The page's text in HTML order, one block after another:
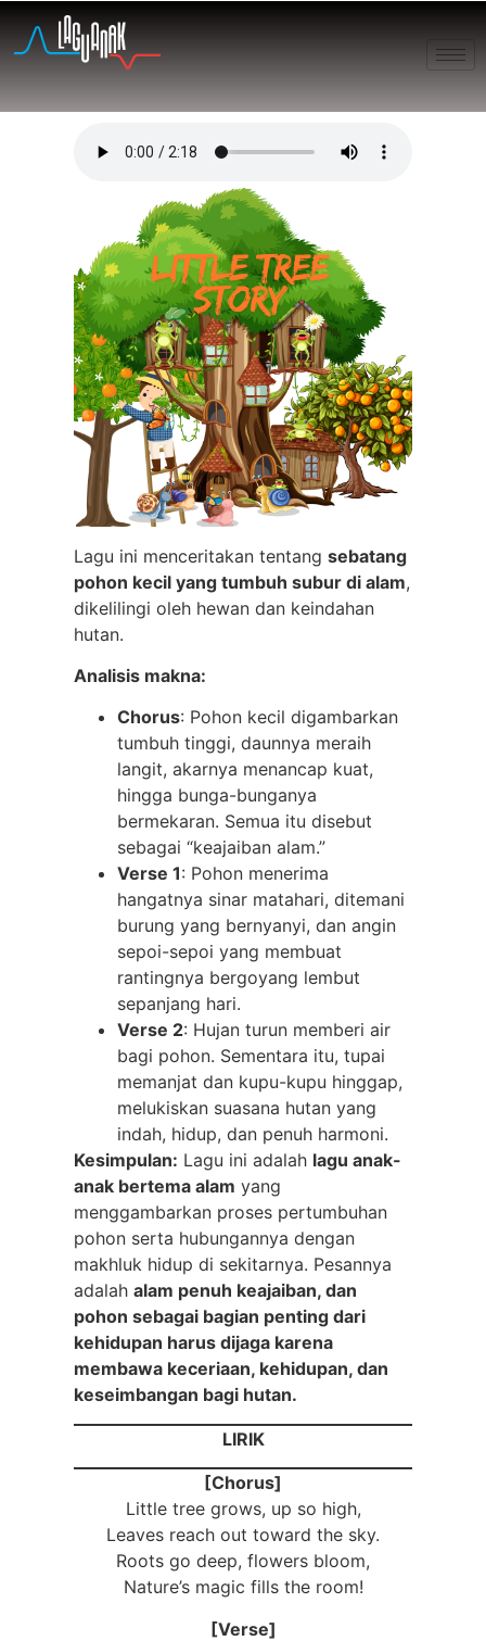
Lagu ini menceritakan tentang sebatang
pohon kecil yang tumbuh subur di alam,
dikelilingi oleh hewan dan keindahan
hutan.
Analisis makna:
Chorus: Pohon kecil digambarkan
tumbuh tinggi, daunnya meraih
langit, akarnya menancap kuat,
hingga bunga-bunganya
bermekaran. Semua itu disebut
sebagai “keajaiban alam.”
Verse 1: Pohon menerima
hangatnya sinar matahari, ditemani
burung yang bernyanyi, dan angin
sepoi-sepoi yang membuat
rantingnya bergoyang lembut
sepanjang hari.
Verse 2: Hujan turun memberi air
bagi pohon. Sementara itu, tupai
memanjat dan kupu-kupu hinggap,
melukiskan suasana hutan yang
indah, hidup, dan penuh harmoni.
Kesimpulan: Lagu ini adalah lagu anak-
anak bertema alam yang
menggambarkan proses pertumbuhan
pohon serta hubungannya dengan
makhluk hidup di sekitarnya. Pesannya
adalah alam penuh keajaiban, dan
pohon sebagai bagian penting dari
kehidupan harus dijaga karena
membawa keceriaan, kehidupan, dan
keseimbangan bagi hutan.
LIRIK
[Chorus]
Little tree grows, up so high,
Leaves reach out toward the sky.
Roots go deep, flowers bloom,
Nature’s magic fills the room!
[Verse]